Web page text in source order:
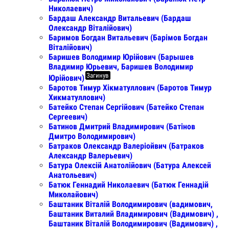
Николаевич)
Бардаш Александр Витальевич (Бардаш
Олександр Віталійович)
Баримов Богдан Витальевич (Барімов Богдан
Віталійович)
Баришев Володимир Юрійович (Барышев
Владимир Юрьевич, Баришев Володимир
Юрійович) Загинув
Баротов Тимур Хікматуллович (Баротов Тимур
Хикматуллович)
Батейко Степан Сергійович (Батейко Степан
Сергеевич)
Батинов Дмитрий Владимирович (Батінов
Дмитро Володимирович)
Батраков Олександр Валеріойвич (Батраков
Александр Валерьевич)
Батура Олексій Анатолійович (Батура Алексей
Анатольевич)
Батюк Геннадий Николаевич (Батюк Геннадій
Миколайович)
Баштаник Віталій Володимирович (вадимович,
Баштаник Виталий Владимирович (Вадимович) ,
Баштаник Віталій Володимирович (Вадимович) ,